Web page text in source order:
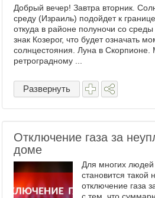
Добрый вечер! Завтра вторник.
среду (Израиль) подойдет к
откуда в районе полуночи со
знак Козерог, что будет означать
солнцестояния. Луна в Скорпионе.
ретроградному ...
Развернуть
Отключение газа за
доме
Для многих людей
становится такой
отключение газа